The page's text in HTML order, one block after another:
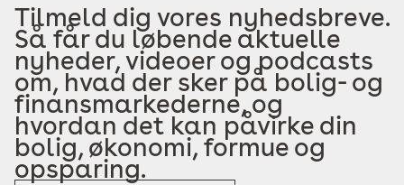
Tilmeld dig vores nyhedsbreve.
Så får du løbende aktuelle
nyheder, videoer og podcasts
om, hvad der sker på bolig- og
finansmarkederne, og
hvordan det kan påvirke din
bolig, økonomi, formue og
opsparing.